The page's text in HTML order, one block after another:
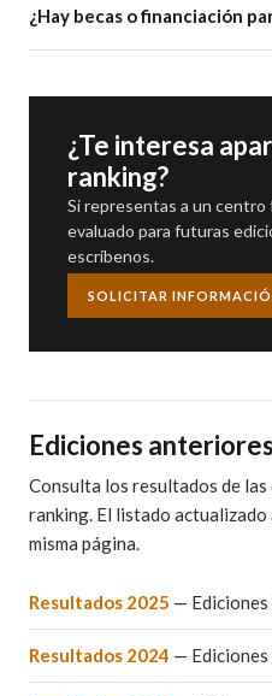
¿Hay becas o financiación
¿Te interesa
ranking?
Si representas a un
evaluado para futuras
escríbenos.
SOLICITAR
Ediciones anteriores
Consulta los resultados de las
ranking. El listado
misma página.
Resultados 2025 —
Resultados 2024 —